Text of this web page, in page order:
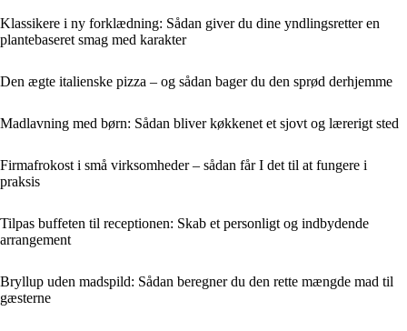
Klassikere i ny forklædning: Sådan giver du dine yndlingsretter en
plantebaseret smag med karakter
Den ægte italienske pizza – og sådan bager du den sprød derhjemme
Madlavning med børn: Sådan bliver køkkenet et sjovt og lærerigt sted
Firmafrokost i små virksomheder – sådan får I det til at fungere i
praksis
Tilpas buffeten til receptionen: Skab et personligt og indbydende
arrangement
Bryllup uden madspild: Sådan beregner du den rette mængde mad til
gæsterne